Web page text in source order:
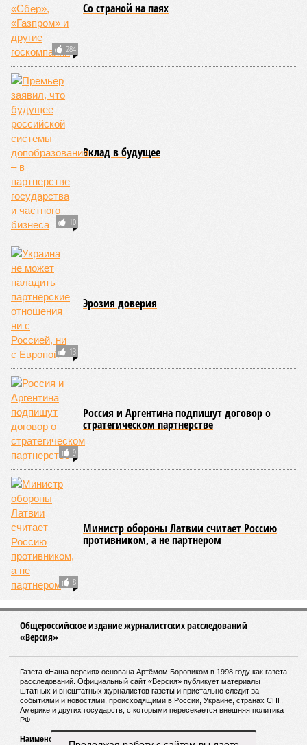
284
Со страной на паях
10
Вклад в будущее
13
Эрозия доверия
9
Россия и Аргентина подпишут договор о
стратегическом партнерстве
8
Министр обороны Латвии считает Россию
противником, а не партнером
Общероссийское издание журналистских расследований
«Версия»
Газета «Наша версия» основана Артёмом Боровиком в 1998 году как газета
расследований. Официальный сайт «Версия» публикует материалы
штатных и внештатных журналистов газеты и пристально следит за
событиями и новостями, происходящими в России, Украине, странах СНГ,
Америке и других государств, с которыми пересекается внешняя политика
РФ.
Наименование: